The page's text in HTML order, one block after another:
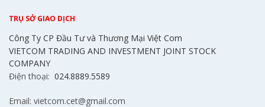
TRỤ SỞ GIAO DỊCH
Công Ty CP Đầu Tư và Thương Mại Việt Com
VIETCOM TRADING AND INVESTMENT JOINT STOCK
COMPANY
Điện thoại: 024.8889.5589
Email: vietcom.cet@gmail.com